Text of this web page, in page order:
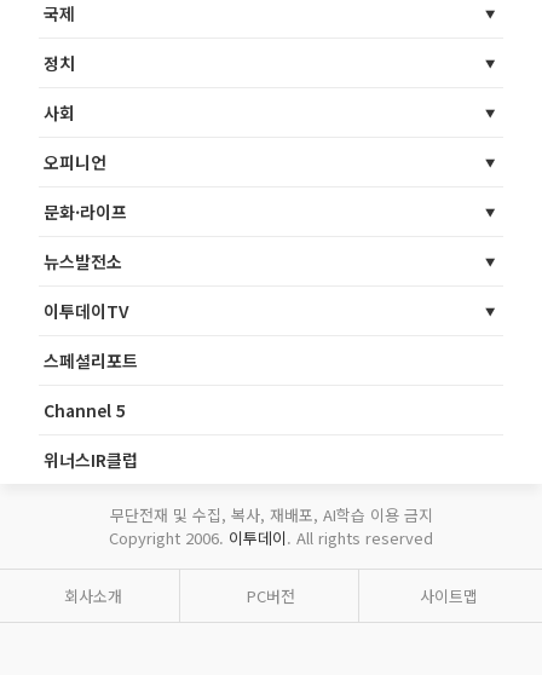
국제
정치
사회
오피니언
문화·라이프
뉴스발전소
이투데이TV
스페셜리포트
Channel 5
위너스IR클럽
무단전재 및 수집, 복사, 재배포, AI학습 이용 금지
Copyright 2006. 이투데이. All rights reserved
회사소개 PC버전 사이트맵